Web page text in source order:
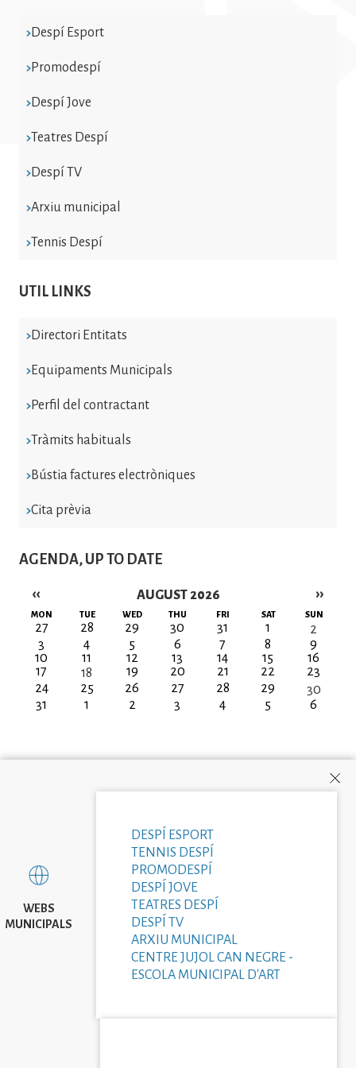
Despí Esport
Promodespí
Despí Jove
Teatres Despí
Despí TV
Arxiu municipal
Tennis Despí
UTIL LINKS
Directori Entitats
Equipaments Municipals
Perfil del contractant
Tràmits habituals
Bústia factures electròniques
Cita prèvia
AGENDA, UP TO DATE
AUGUST 2026
Pagination
‹‹ ››
MON TUE WED THU FRI SAT SUN
27 28 29 30 31 1
2
3
4 5 6 7 8
9
10
11 12 13 14 15
16
17
18 19 20 21 22
23
24
25 26 27 28 29
30
31
1 2 3 4 5 6
WEBS
MUNICIPALS
DESPÍ ESPORT
TENNIS DESPÍ
PROMODESPÍ
DESPÍ JOVE
TEATRES DESPÍ
DESPÍ TV
ARXIU MUNICIPAL
CENTRE JUJOL CAN NEGRE -
ESCOLA MUNICIPAL D'ART